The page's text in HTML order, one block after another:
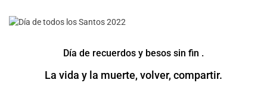
Día de recuerdos y besos sin fin .
La vida y la muerte, volver, compartir.